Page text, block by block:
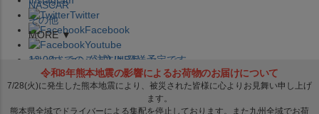
Twitter
Facebook
Youtube
セレクション公式LINE@
NASCAR
その他
MORE ▼
12:00までのご注文は発送予定です。
在庫品は 1-3営業日内で発送!! ※お取寄せ商品は対象外